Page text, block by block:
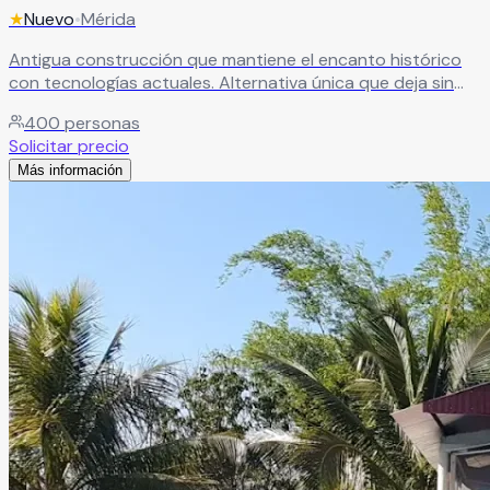
★Nuevo•Mérida
Antigua construcción que mantiene el encanto histórico
con tecnologías actuales. Alternativa única que deja sin
Leer más
400 personas
Solicitar precio
Más información